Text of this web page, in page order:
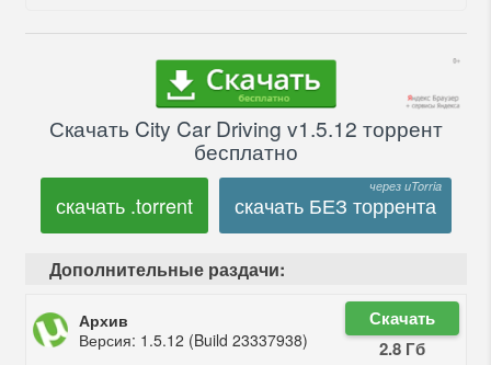
Скачать City Car Driving v1.5.12 торрент
бесплатно
скачать .torrent скачать БЕЗ торрента
Дополнительные раздачи:
Архив
Версия: 1.5.12 (Build 23337938)
Скачать
2.8 Гб